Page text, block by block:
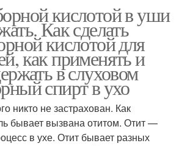
кислотой в уши
Как сделать
кислотой для
как применять и
в слуховом
спирт в ухо
никто не застрахован. Как
бывает вызвана отитом. Отит —
в ухе. Отит бывает разных